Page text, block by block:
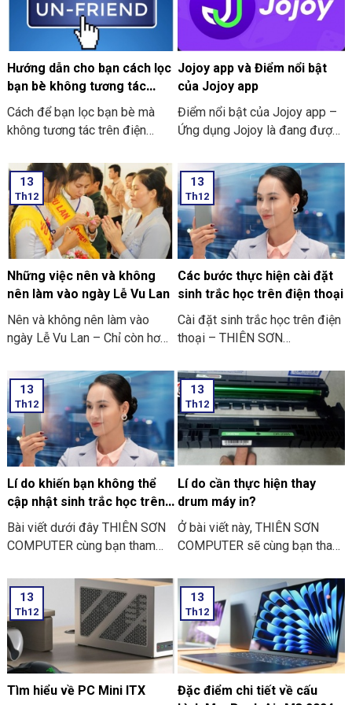
Hướng dẫn cho bạn cách lọc
bạn bè không tương tác
trên Facebook nhanh 2024
Cách để bạn lọc bạn bè mà
không tương tác trên điện
Jojoy app và Điểm nổi bật
của Jojoy app
Điểm nổi bật của Jojoy app –
Ứng dụng Jojoy là đang được
đồng người yêu thích các trò
chơi điện tử ở trên điện thoại
di động.
13
Th12
Những việc nên và không
nên làm vào ngày Lễ Vu Lan
Nên và không nên làm vào
ngày Lễ Vu Lan – Chỉ còn hơn
ngày Vu Lan báo hiếu rồi.
THIÊN SƠN COMPUTER chia
sẻ với bạn về những việc nên
và không nên làm ngày Lễ Vu
Lan nhé.
13
Th12
Các bước thực hiện cài đặt
sinh trắc học trên điện thoại
Cài đặt sinh trắc học trên điện
thoại – THIÊN SƠN
khảo “các bước thực hiện cài
đặt sinh trắc học trên điện
thoại” nhé
13
Th12
Lí do khiến bạn không thể
cập nhật sinh trắc học trên
ứng dụng ngân hàng
Bài viết dưới đây THIÊN SƠN
COMPUTER cùng bạn tham
không thể cập nhật sinh trắc
học trên ứng dụng ngân hàng
thường gặp nhé:
13
Th12
Lí do cần thực hiện thay
drum máy in?
Ở bài viết này, THIÊN SƠN
COMPUTER sẽ cùng bạn tham
drum máy in là như thế nào
nhé?
13
Th12
Tìm hiểu về PC Mini ITX
13
Th12
Đặc điểm chi tiết về cấu